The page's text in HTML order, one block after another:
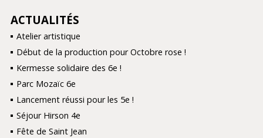
NAVIGATION
ACTUALITÉS
Atelier artistique
Début de la production pour Octobre rose !
Kermesse solidaire des 6e !
Parc Mozaïc 6e
Lancement réussi pour les 5e !
Séjour Hirson 4e
Fête de Saint Jean